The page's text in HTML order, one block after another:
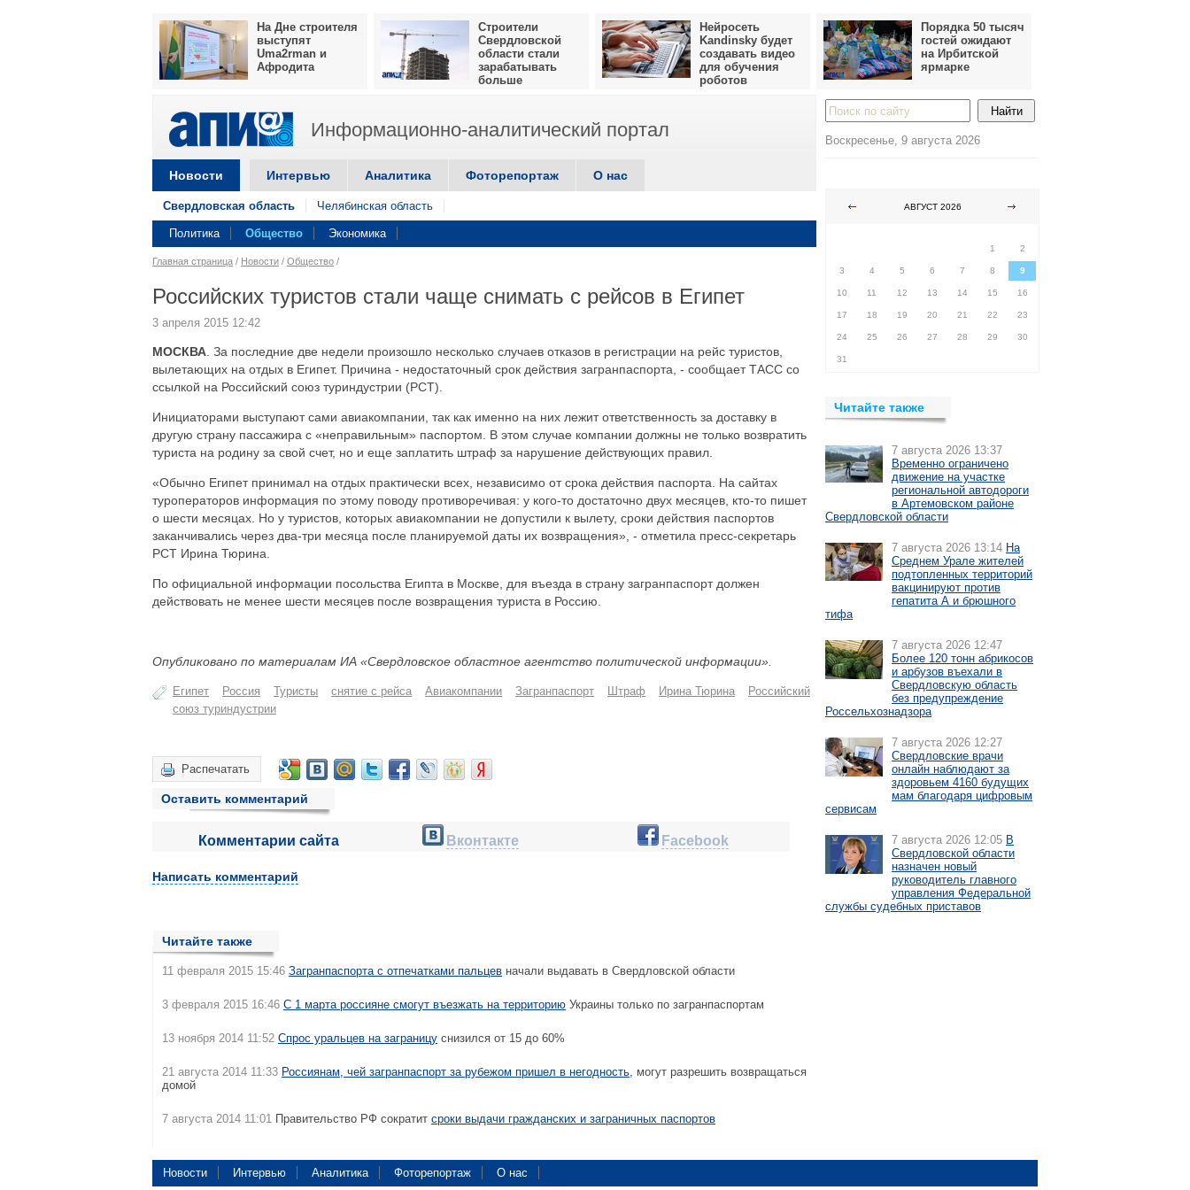
На Дне строителя
выступят
Uma2rman и
Афродита
Строители
Свердловской
области стали
зарабатывать
больше
Нейросеть
Kandinsky будет
создавать видео
для обучения
роботов
Порядка 50 тысяч
гостей ожидают
на Ирбитской
ярмарке
Информационно-аналитический портал
Новости Интервью Аналитика Фоторепортаж О нас
Свердловская область Челябинская область
Политика Общество Экономика
Главная страница / Новости / Общество /
Российских туристов стали чаще снимать с рейсов в Египет
3 апреля 2015 12:42
МОСКВА . За последние две недели произошло несколько случаев отказов в регистрации на рейс туристов,
вылетающих на отдых в Египет. Причина - недостаточный срок действия загранпаспорта, - сообщает ТАСС со
ссылкой на Российский союз туриндустрии (РСТ).
Инициаторами выступают сами авиакомпании, так как именно на них лежит ответственность за доставку в
другую страну пассажира с «неправильным» паспортом. В этом случае компании должны не только возвратить
туриста на родину за свой счет, но и еще заплатить штраф за нарушение действующих правил.
«Обычно Египет принимал на отдых практически всех, независимо от срока действия паспорта. На сайтах
туроператоров информация по этому поводу противоречивая: у кого-то достаточно двух месяцев, кто-то пишет
о шести месяцах. Но у туристов, которых авиакомпании не допустили к вылету, сроки действия паспортов
заканчивались через два-три месяца после планируемой даты их возвращения», - отметила пресс-секретарь
РСТ Ирина Тюрина.
По официальной информации посольства Египта в Москве, для въезда в страну загранпаспорт должен
действовать не менее шести месяцев после возвращения туриста в Россию.
Опубликовано по материалам ИА «Свердловское областное агентство политической информации».
Египет Россия Туристы снятие с рейса Авиакомпании Загранпаспорт Штраф Ирина Тюрина
Российский
союз туриндустрии
Распечатать
Оставить комментарий
Комментарии сайта Вконтакте Facebook
Написать комментарий
Читайте также
11 февраля 2015 15:46 Загранпаспорта с отпечатками пальцев начали выдавать в Свердловской области
3 февраля 2015 16:46 С 1 марта россияне смогут въезжать на территорию Украины только по загранпаспортам
13 ноября 2014 11:52 Спрос уральцев на заграницу снизился от 15 до 60%
21 августа 2014 11:33 Россиянам, чей загранпаспорт за рубежом пришел в негодность, могут разрешить возвращаться
домой
7 августа 2014 11:01 Правительство РФ сократит сроки выдачи гражданских и заграничных паспортов
Воскресенье, 9 августа 2026
АВГУСТ 2026
1
2
3 4 5 6 7 8 9
10 11 12 13 14 15 16
17 18 19 20 21 22 23
24 25 26 27 28 29 30
31
Читайте также
7 августа 2026 13:37
Временно ограничено
движение на участке
региональной автодороги
в Артемовском районе
Свердловской области
7 августа 2026 13:14 На
Среднем Урале жителей
подтопленных территорий
вакцинируют против
гепатита А и брюшного
тифа
7 августа 2026 12:47
Более 120 тонн абрикосов
и арбузов въехали в
Свердловскую область
без предупреждение
Россельхознадзора
7 августа 2026 12:27
Свердловские врачи
онлайн наблюдают за
здоровьем 4160 будущих
мам благодаря цифровым
сервисам
7 августа 2026 12:05 В
Свердловской области
назначен новый
руководитель главного
управления Федеральной
службы судебных приставов
Новости Интервью Аналитика Фоторепортаж О нас